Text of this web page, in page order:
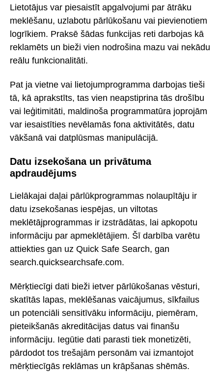
Lietotājus var piesaistīt apgalvojumi par ātrāku
meklēšanu, uzlabotu pārlūkošanu vai pievienotiem
logrīkiem. Praksē šādas funkcijas reti darbojas kā
reklamēts un bieži vien nodrošina mazu vai nekādu
reālu funkcionalitāti.
Pat ja vietne vai lietojumprogramma darbojas tieši
tā, kā aprakstīts, tas vien neapstiprina tās drošību
vai leģitimitāti, maldinoša programmatūra joprojām
var iesaistīties nevēlamās fona aktivitātēs, datu
vākšanā vai datplūsmas manipulācijā.
Datu izsekošana un privātuma
apdraudējums
Lielākajai daļai pārlūkprogrammas nolaupītāju ir
datu izsekošanas iespējas, un viltotas
meklētājprogrammas ir izstrādātas, lai apkopotu
informāciju par apmeklētājiem. Šī darbība varētu
attiekties gan uz Quick Safe Search, gan
search.quicksearchsafe.com.
Mērķtiecīgi dati bieži ietver pārlūkošanas vēsturi,
skatītās lapas, meklēšanas vaicājumus, sīkfailus
un potenciāli sensitīvāku informāciju, piemēram,
pieteikšanās akreditācijas datus vai finanšu
informāciju. Iegūtie dati parasti tiek monetizēti,
pārdodot tos trešajām personām vai izmantojot
mērķtiecīgās reklāmas un krāpšanas shēmās.